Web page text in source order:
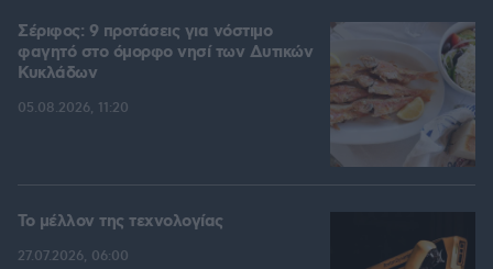
Σέριφος: 9 προτάσεις για νόστιμο
φαγητό στο όμορφο νησί των Δυτικών
Κυκλάδων
05.08.2026, 11:20
Το μέλλον της τεχνολογίας
27.07.2026, 06:00